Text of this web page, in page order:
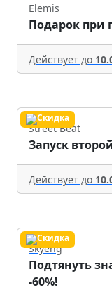
Elemis
Подарок при
Действует до
Street Beat
Запуск
Действует до
Skyeng
Подтянуть
-60%!